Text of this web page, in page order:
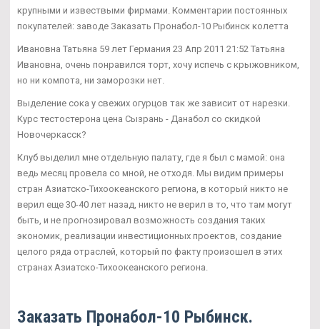
крупными и извествыми фирмами. Комментарии постоянных
покупателей: заводе Заказать Пронабол-10 Рыбинск колетта
Ивановна Татьяна 59 лет Германия 23 Апр 2011 21:52 Татьяна
Ивановна, очень понравился торт, хочу испечь с крыжовником,
но ни компота, ни заморозки нет.
Выделение сока у свежих огурцов так же зависит от нарезки.
Курс тестостерона цена Сызрань - Данабол со скидкой
Новочеркасск?
Клуб выделил мне отдельную палату, где я был с мамой: она
ведь месяц провела со мной, не отходя. Мы видим примеры
стран Азиатско-Тихоокеанского региона, в который никто не
верил еще 30-40 лет назад, никто не верил в то, что там могут
быть, и не прогнозировал возможность создания таких
экономик, реализации инвестиционных проектов, создание
целого ряда отраслей, который по факту произошел в этих
странах Азиатско-Тихоокеанского региона.
Заказать Пронабол-10 Рыбинск.